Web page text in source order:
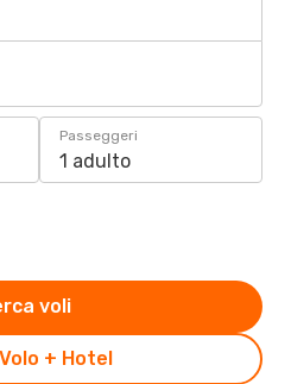
Passeggeri
1 adulto
+ Hotel
voli